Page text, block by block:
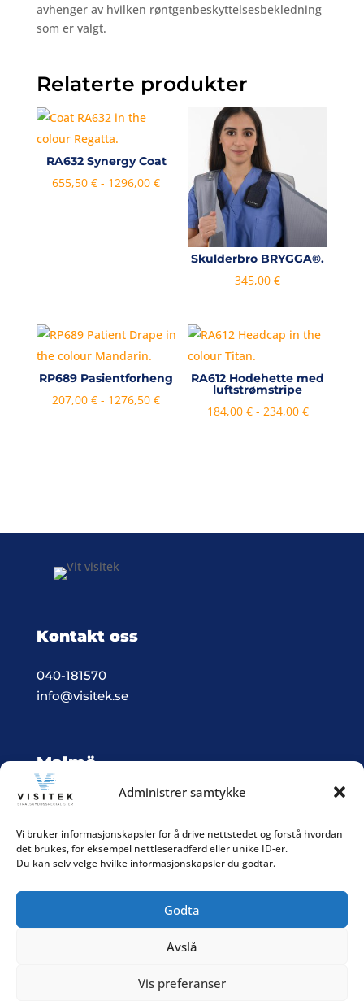
Administrer samtykke
Vi bruker informasjonskapsler for å drive nettstedet og forstå hvordan
det brukes, for eksempel nettleseradferd eller unike ID-er.
Du kan selv velge hvilke informasjonskapsler du godtar.
Godta
Avslå
Vis preferanser
avhenger av hvilken røntgenbeskyttelsesbekledning
som er valgt.
Relaterte produkter
RA632 Synergy Coat
655,50€ - 1296,00€Prisområde:
655,50 €
Skulderbro BRYGGA®.
345,00€
RP689 Pasientforheng
207,00€ - 1276,50€Prisområde:
RA612 Hodehette med
luftstrømstripe
184,00 € - 234,00 €
Kontakt oss
040-181570
info@visitek.se
Malmö
Vision & Teknik System i Malmö
Integritetspolicy
Følg våre sosiale medier